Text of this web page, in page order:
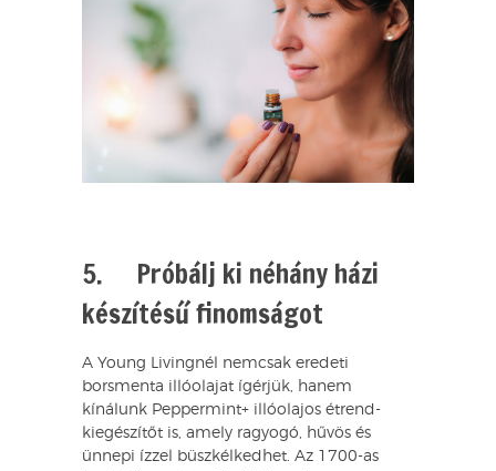
5. Próbálj ki néhány házi
készítésű finomságot
A Young Livingnél nemcsak eredeti
borsmenta illóolajat ígérjük, hanem
kínálunk Peppermint+ illóolajos étrend-
kiegészítőt is, amely ragyogó, hűvös és
ünnepi ízzel büszkélkedhet. Az 1700-as